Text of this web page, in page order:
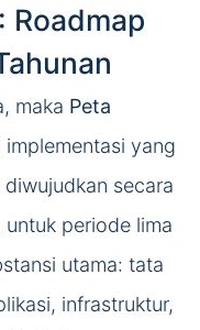
Roadmap
maka Peta
yang
secara
periode lima
utama: tata
infrastruktur,